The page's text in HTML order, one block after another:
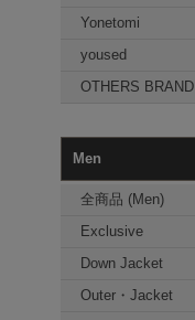
Yonetomi
yoused
OTHERS BRAND
Men
全商品 (Men)
Exclusive
Down Jacket
Outer・Jacket